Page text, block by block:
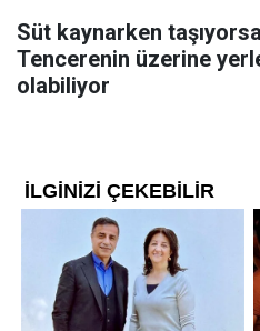
Süt kaynarken
Tencerenin üzerine
olabiliyor